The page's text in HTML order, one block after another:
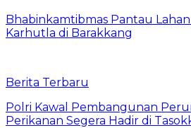
Bhabinkamtibmas Pantau
Karhutla di Barakkang
Berita Terbaru
Polri Kawal Pembangunan
Perikanan Segera Hadir di